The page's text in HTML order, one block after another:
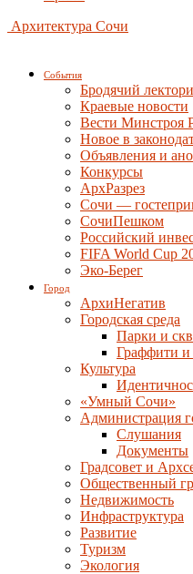
Архитектура Сочи
События
Бродячий
Краевые новости
Вести Минстроя
Новое в
Объявления и
Конкурсы
АрхРазрез
Сочи —
СочиПешком
Российский
FIFA World Cup
Эко-Берег
Город
АрхиНегатив
Городская среда
Парки и
Граффити и
Культура
«Умный Сочи»
Администрация
Слушания
Документы
Градсовет и
Общественный
Недвижимость
Инфраструктура
Развитие
Туризм
Экология